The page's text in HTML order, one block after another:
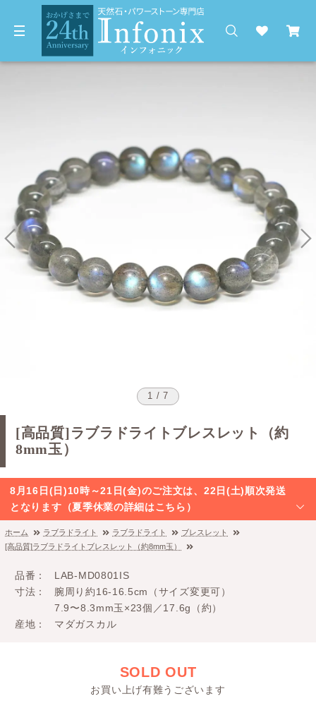
1 / 7
[高品質]ラブラドライトブレスレット（約
8mm玉）
8月16日(日)10時～21日(金)のご注文は、22日(土)順次発送
となります（夏季休業の詳細はこちら）
ホーム ラブラドライト ラブラドライト
ブレスレット
[高品質]ラブラドライトブレスレット（約8mm玉）
品番
LAB-MD0801IS
寸法
腕周り約16-16.5cm（サイズ変更可）
7.9〜8.3mm玉×23個／17.6g（約）
産地
マダガスカル
SOLD OUT
お買い上げ有難うございます